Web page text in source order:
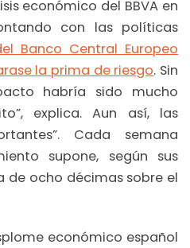
económico del BBVA en
con las políticas
Banco Central Europeo
la prima de riesgo. Sin
habría sido mucho
explica. Aun así, las
Cada semana
supone, según sus
de ocho décimas sobre el
económico español